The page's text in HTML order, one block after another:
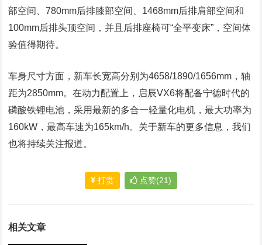
部空间、780mm后排膝部空间、1468mm后排肩部空间和
100mm后排头顶空间，并且后排座椅可“全平变床”，空间体
验值得期待。
车身尺寸方面，新车长宽高分别为4658/1890/1656mm，轴
距为2850mm。在动力配置上，启辰VX6将配备宁德时代的
磷酸铁锂电池，采用最新的多合一轻量化电机，最大功率为
160kW，最高车速为165km/h。关于新车的更多信息，我们
也将持续关注报道。
打赏 点赞(21)
相关文章